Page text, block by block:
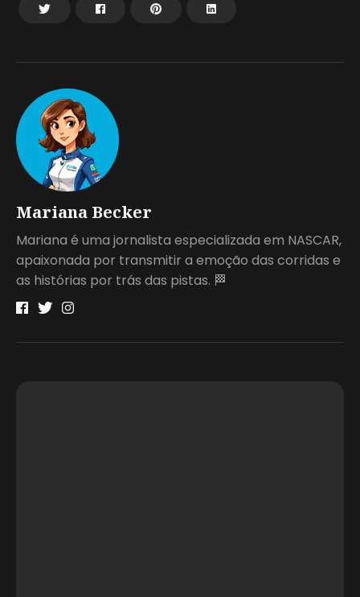
Mariana Becker
Mariana é uma jornalista especializada em NASCAR,
apaixonada por transmitir a emoção das corridas e
as histórias por trás das pistas. 🏁